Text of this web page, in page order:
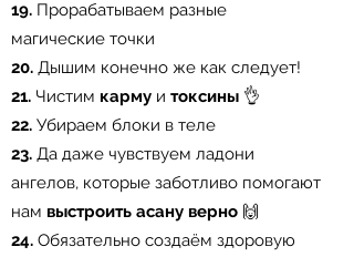
19. Прорабатываем разные
магические точки⠀
20. Дышим конечно же как следует!
21. Чистим карму и токсины 👌⠀
22. Убираем блоки в теле⠀
23. Да даже чувствуем ладони
ангелов, которые заботливо помогают
нам выстроить асану верно 🙌⠀
24. Обязательно создаём здоровую